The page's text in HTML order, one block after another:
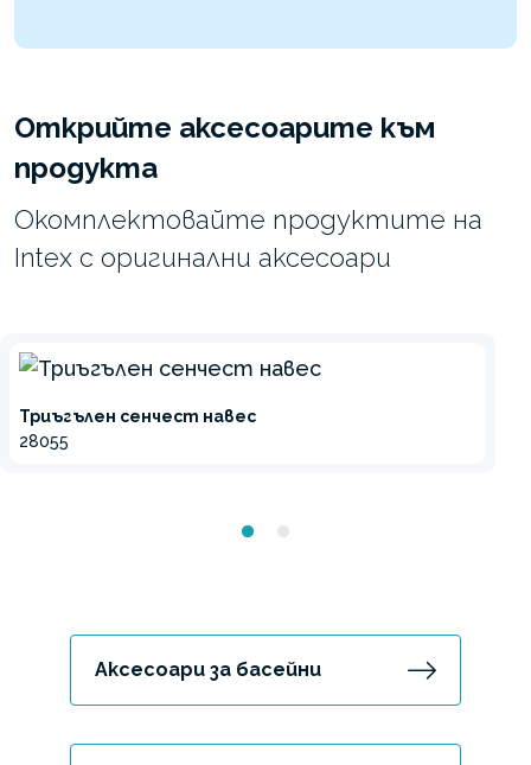
Открийте аксесоарите към
продукта
Окомплектовайте продуктите на
Intex с оригинални аксесоари
Триъгълен сенчест навес
28055
Аксесоари за басейни